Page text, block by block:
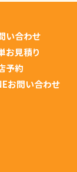
い合わせ
お見積り
予約
お問い合わせ